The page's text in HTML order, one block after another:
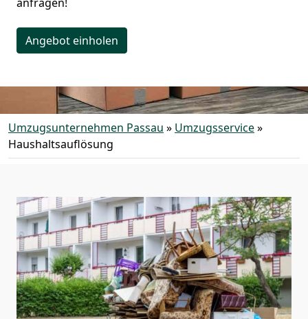
Angebot einholen
Umzugsunternehmen Passau » Umzugsservice»
Haushaltsauflösung